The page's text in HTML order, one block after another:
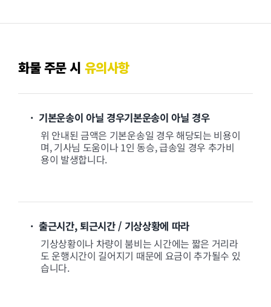
화물 주문 시 유의사항
· 기본운송이 아닐 경우기본운송이 아닐 경우
위 안내된 금액은 기본운송일 경우 해당되는 비용이
며, 기사님 도움이나 1인 동승, 급송일 경우 추가비
용이 발생합니다.
· 출근시간, 퇴근시간 / 기상상황에 따라
기상상황이나 차량이 붐비는 시간에는 짧은 거리라
도 운행시간이 길어지기 때문에 요금이 추가될수 있
습니다.